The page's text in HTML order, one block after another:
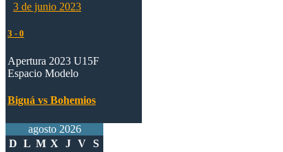
3 de junio 2023
3 - 0
Apertura 2023 U15F
Espacio Modelo
Biguá vs Bohemios
agosto 2026
D L M X J V S